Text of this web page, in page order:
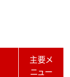
主要メ
ニュー